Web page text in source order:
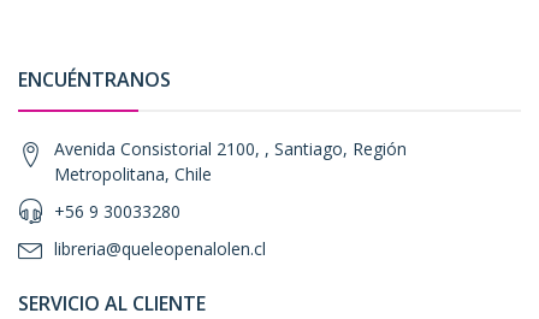
ENCUÉNTRANOS
Avenida Consistorial 2100, , Santiago, Región
Metropolitana, Chile
+56 9 30033280
libreria@queleopenalolen.cl
SERVICIO AL CLIENTE